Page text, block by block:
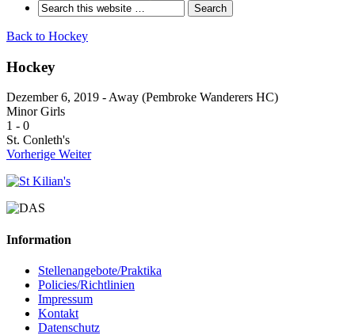
Back to Hockey
Hockey
Dezember 6, 2019 - Away (Pembroke Wanderers HC)
Minor Girls
1 - 0
St. Conleth's
Vorherige Weiter
Information
Stellenangebote/Praktika
Policies/Richtlinien
Impressum
Kontakt
Datenschutz